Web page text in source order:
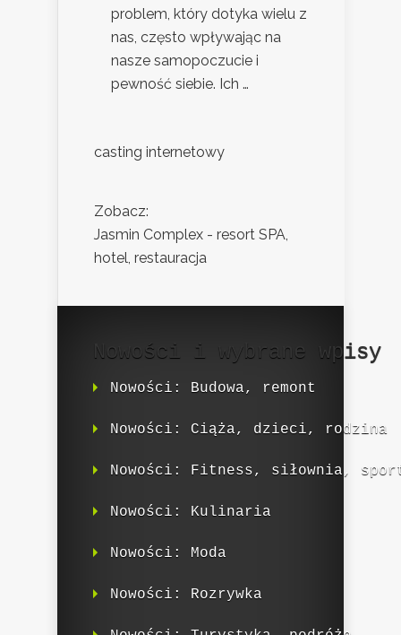
problem, który dotyka wielu z
nas, często wpływając na
nasze samopoczucie i
pewność siebie. Ich …
casting internetowy
Zobacz:
Jasmin Complex - resort SPA,
hotel, restauracja
Nowości i wybrane wpisy
Nowości: Budowa, remont
Nowości: Ciąża, dzieci, rodzina
Nowości: Fitness, siłownia,
Nowości: Kulinaria
Nowości: Moda
Nowości: Rozrywka